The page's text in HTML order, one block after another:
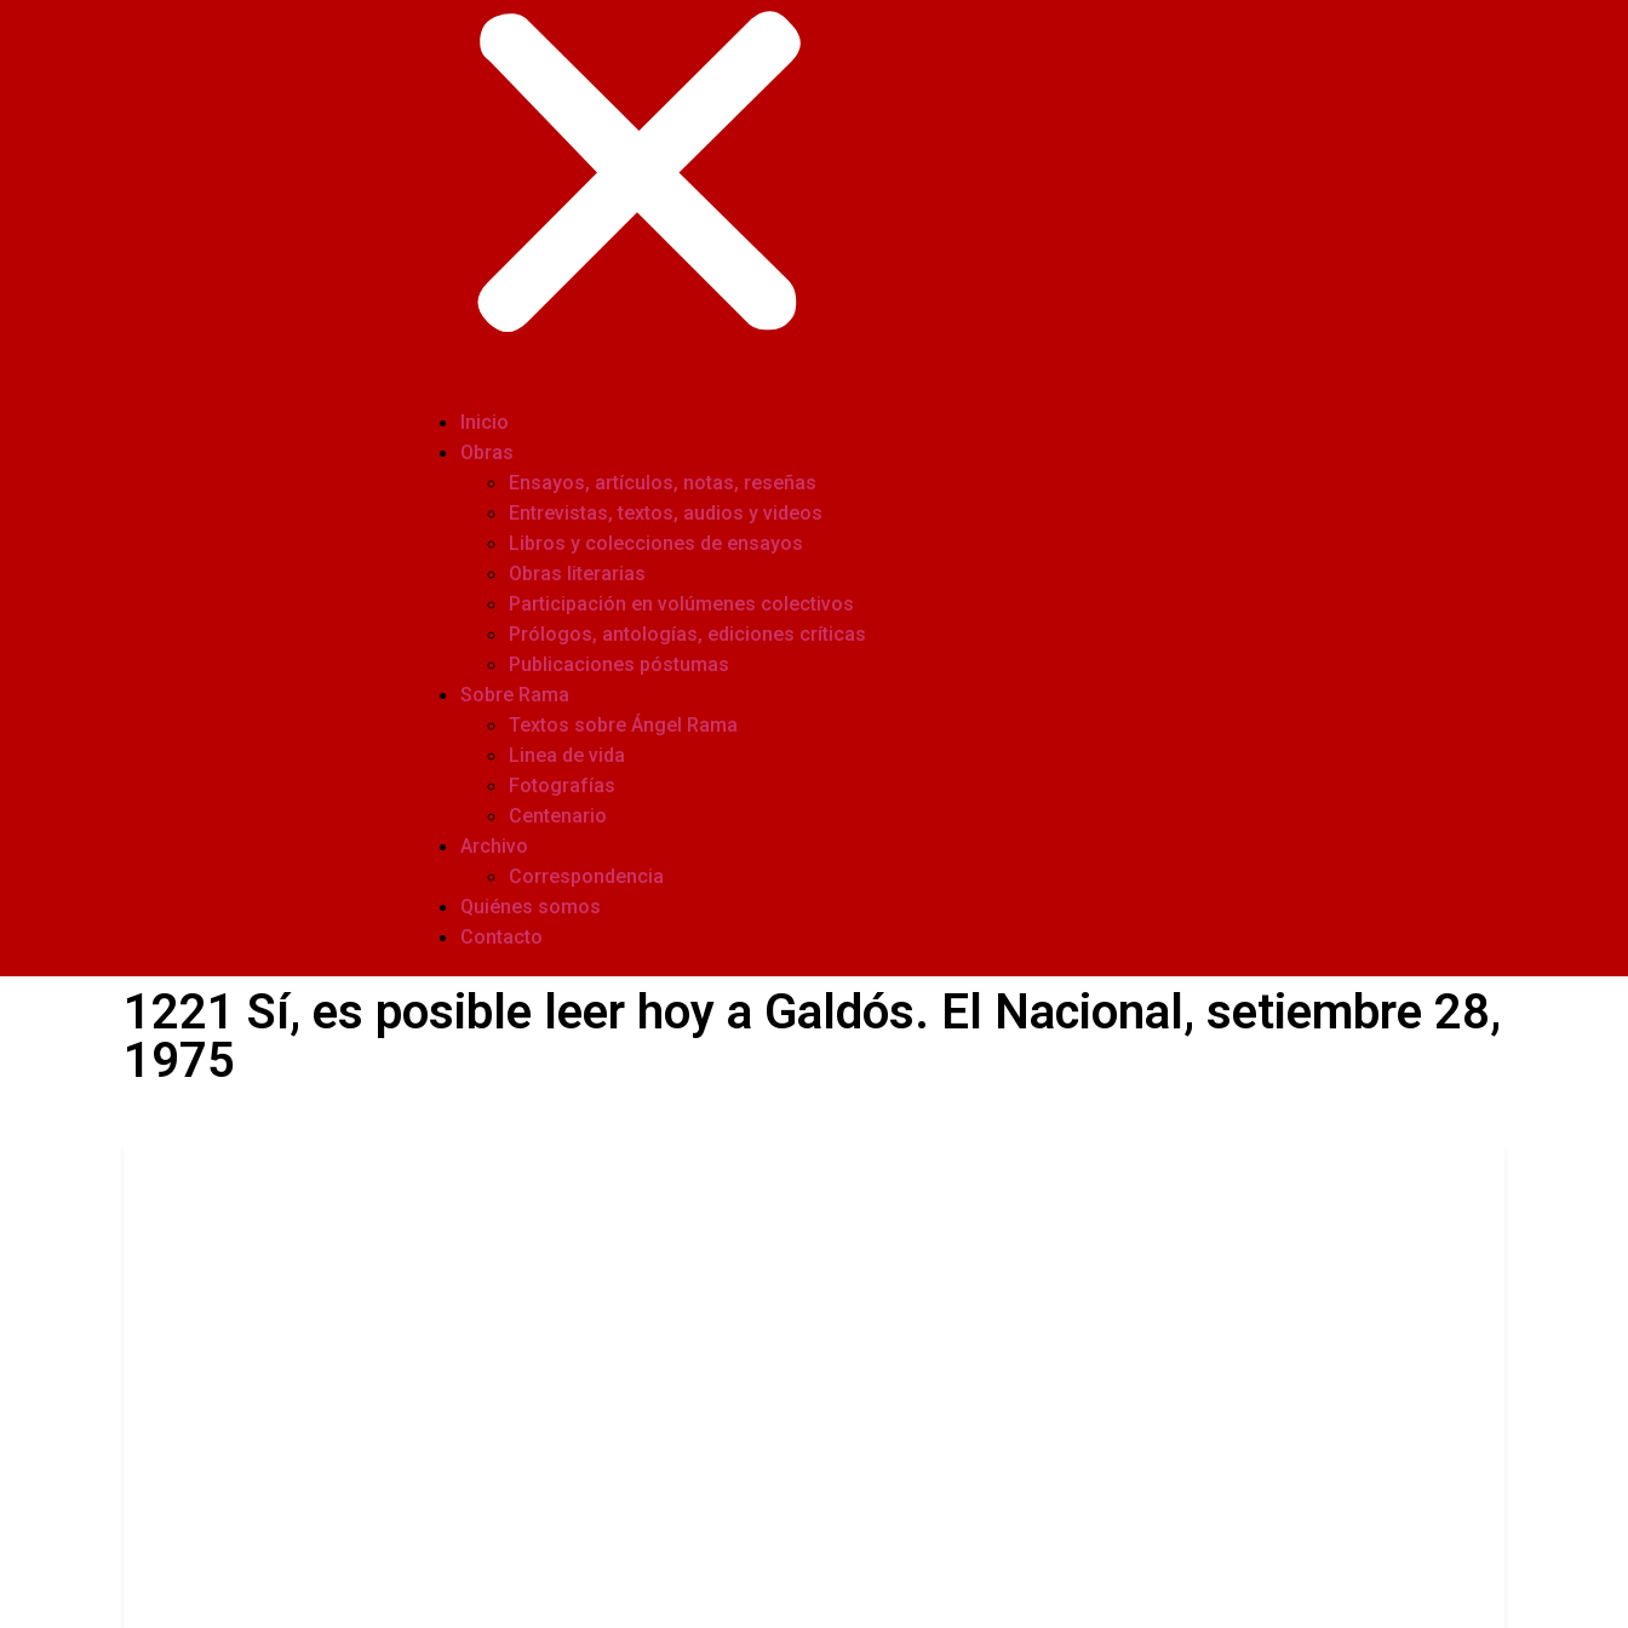
Inicio
Obras
Ensayos, artículos, notas, reseñas
Entrevistas, textos, audios y videos
Libros y colecciones de ensayos
Obras literarias
Participación en volúmenes colectivos
Prólogos, antologías, ediciones críticas
Publicaciones póstumas
Sobre Rama
Textos sobre Ángel Rama
Linea de vida
Fotografías
Centenario
Archivo
Correspondencia
Quiénes somos
Contacto
1221 Sí, es posible leer hoy a Galdós. El Nacional, setiembre 28,
1975